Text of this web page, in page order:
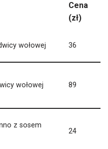
Cena
(zł)
wołowej 36
wołowej 89
z sosem
24